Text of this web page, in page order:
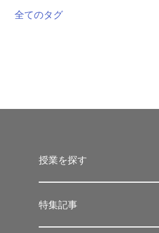
全てのタグ
授業を探す
特集記事